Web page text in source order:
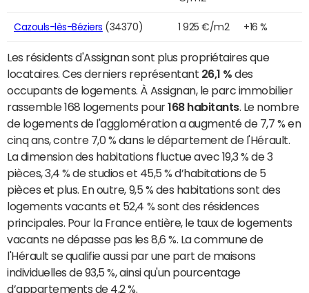
Cazouls-lès-Béziers (34370) 1 925 €/m2 +16 %
Les résidents d'Assignan sont plus propriétaires que
locataires. Ces derniers représentant 26,1 % des
occupants de logements. À Assignan, le parc immobilier
rassemble 168 logements pour168 habitants. Le nombre
de logements de l'agglomération a augmenté de 7,7 % en
cinq ans, contre 7,0 % dans le département de l'Hérault.
La dimension des habitations fluctue avec 19,3 % de 3
pièces, 3,4 % de studios et 45,5 % d’habitations de 5
pièces et plus. En outre, 9,5 % des habitations sont des
logements vacants et 52,4 % sont des résidences
principales. Pour la France entière, le taux de logements
vacants ne dépasse pas les 8,6 %. La commune de
l'Hérault se qualifie aussi par une part de maisons
individuelles de 93,5 %, ainsi qu'un pourcentage
d’appartements de 4,2 %.